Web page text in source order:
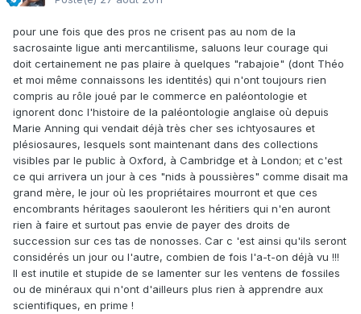
pour une fois que des pros ne crisent pas au nom de la
sacrosainte ligue anti mercantilisme, saluons leur courage qui
doit certainement ne pas plaire à quelques "rabajoie" (dont Théo
et moi même connaissons les identités) qui n'ont toujours rien
compris au rôle joué par le commerce en paléontologie et
ignorent donc l'histoire de la paléontologie anglaise où depuis
Marie Anning qui vendait déjà très cher ses ichtyosaures et
plésiosaures, lesquels sont maintenant dans des collections
visibles par le public à Oxford, à Cambridge et à London; et c'est
ce qui arrivera un jour à ces "nids à poussières" comme disait ma
grand mère, le jour où les propriétaires mourront et que ces
encombrants héritages saouleront les héritiers qui n'en auront
rien à faire et surtout pas envie de payer des droits de
succession sur ces tas de nonosses. Car c 'est ainsi qu'ils seront
considérés un jour ou l'autre, combien de fois l'a-t-on déjà vu !!!
Il est inutile et stupide de se lamenter sur les ventens de fossiles
ou de minéraux qui n'ont d'ailleurs plus rien à apprendre aux
scientifiques, en prime !